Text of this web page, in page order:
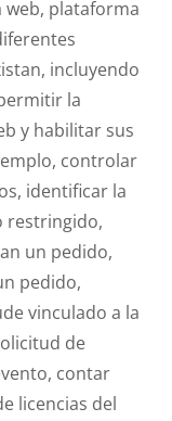
web, plataforma
incluyendo
la
y habilitar sus
controlar
identificar la
restringido,
un pedido,
pedido,
vinculado a la
de
contar
licencias del